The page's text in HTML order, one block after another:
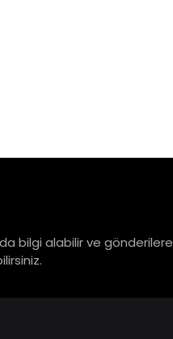
bilgi alabilir ve gönderilere